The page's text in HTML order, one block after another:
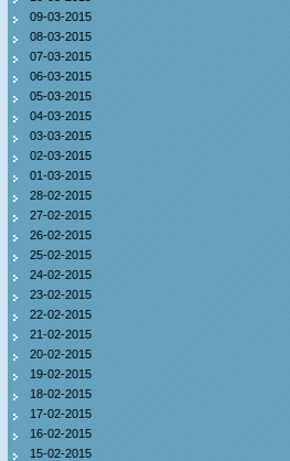
09-03-2015
08-03-2015
07-03-2015
06-03-2015
05-03-2015
04-03-2015
03-03-2015
02-03-2015
01-03-2015
28-02-2015
27-02-2015
26-02-2015
25-02-2015
24-02-2015
23-02-2015
22-02-2015
21-02-2015
20-02-2015
19-02-2015
18-02-2015
17-02-2015
16-02-2015
15-02-2015